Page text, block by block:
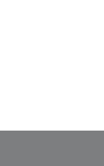
体